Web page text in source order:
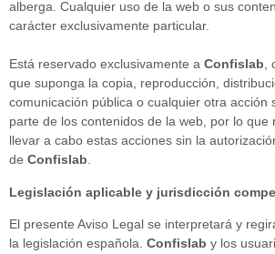
alberga. Cualquier uso de la web o sus
carácter exclusivamente particular.
Está reservado exclusivamente a Confislab,
que suponga la copia, reproducción,
comunicación pública o cualquier otra acción
parte de los contenidos de la web, por lo que
llevar a cabo estas acciones sin la
de Confislab.
Legislación aplicable y jurisdicción
El presente Aviso Legal se interpretará y
la legislación española. Confislab y los